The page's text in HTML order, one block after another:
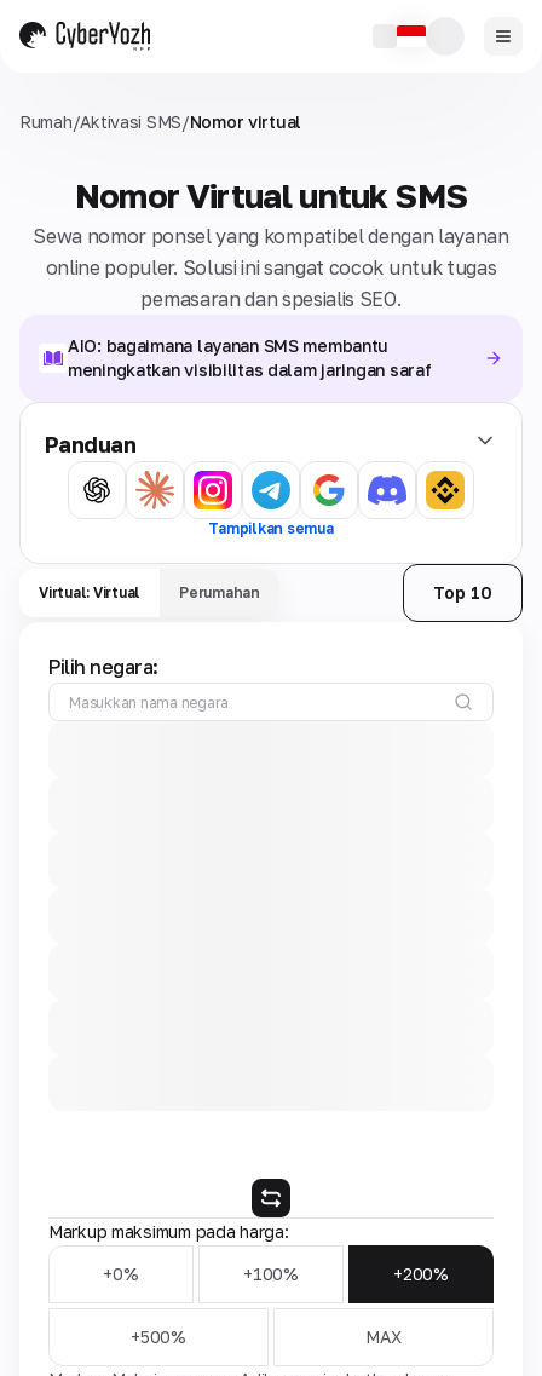
Rumah/Aktivasi SMS/Nomor virtual
Nomor Virtual untuk SMS
Sewa nomor ponsel yang kompatibel dengan layanan
online populer. Solusi ini sangat cocok untuk tugas
pemasaran dan spesialis SEO.
AIO: bagaimana layanan SMS membantu
meningkatkan visibilitas dalam jaringan saraf
Panduan
Tampilkan semua
Virtual: Virtual Perumahan Top 10
Pilih negara:
Markup maksimum pada harga:
+0% +100% +200%
+500% MAX